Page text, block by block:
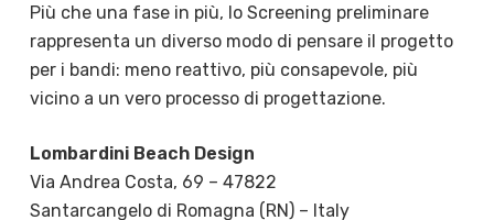
Più che una fase in più, lo Screening preliminare
rappresenta un diverso modo di pensare il progetto
per i bandi: meno reattivo, più consapevole, più
vicino a un vero processo di progettazione.
Lombardini Beach Design
Via Andrea Costa, 69 – 47822
Santarcangelo di Romagna (RN) – Italy